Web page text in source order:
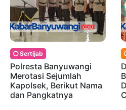
Sertijab
Polresta Banyuwangi
Merotasi Sejumlah
Kapolsek, Berikut Nama
dan Pangkatnya